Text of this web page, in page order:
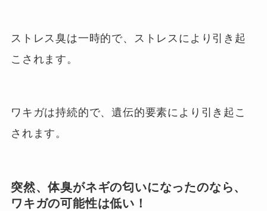
ストレス臭は一時的で、ストレスにより引き起
こされます。
ワキガは持続的で、遺伝的要素により引き起こ
されます。
突然、体臭がネギの匂いになったのなら、
ワキガの可能性は低い！